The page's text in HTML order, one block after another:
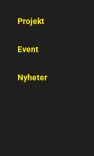
Projekt
Event
Nyheter